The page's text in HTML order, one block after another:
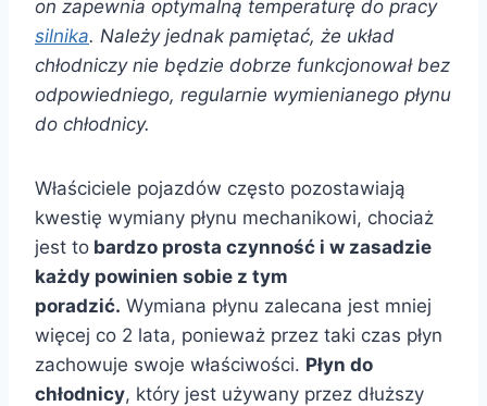
on zapewnia optymalną temperaturę do pracy
silnika. Należy jednak pamiętać, że układ
chłodniczy nie będzie dobrze funkcjonował bez
odpowiedniego, regularnie wymienianego płynu
do chłodnicy.
Właściciele pojazdów często pozostawiają
kwestię wymiany płynu mechanikowi, chociaż
jest to bardzo prosta czynność i w zasadzie
każdy powinien sobie z tym
poradzić. Wymiana płynu zalecana jest mniej
więcej co 2 lata, ponieważ przez taki czas płyn
zachowuje swoje właściwości. Płyn do
chłodnicy, który jest używany przez dłuższy